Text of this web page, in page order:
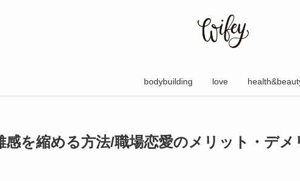
bodybuilding love
を縮める方法/職場恋愛のメリット・デメ